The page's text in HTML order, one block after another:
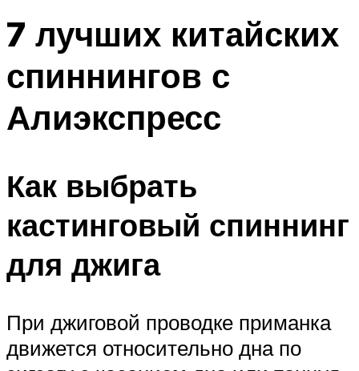
7 лучших китайских
спиннингов с
Алиэкспресс
Как выбрать
кастинговый спиннинг
для джига
При джиговой проводке приманка
движется относительно дна по